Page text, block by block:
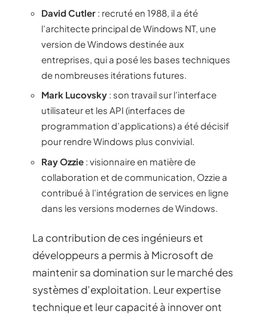
David Cutler : recruté en 1988, il a été
l’architecte principal de Windows NT, une
version de Windows destinée aux
entreprises, qui a posé les bases techniques
de nombreuses itérations futures.
Mark Lucovsky : son travail sur l’interface
utilisateur et les API (interfaces de
programmation d’applications) a été décisif
pour rendre Windows plus convivial.
Ray Ozzie : visionnaire en matière de
collaboration et de communication, Ozzie a
contribué à l’intégration de services en ligne
dans les versions modernes de Windows.
La contribution de ces ingénieurs et
développeurs a permis à Microsoft de
maintenir sa domination sur le marché des
systèmes d’exploitation. Leur expertise
technique et leur capacité à innover ont